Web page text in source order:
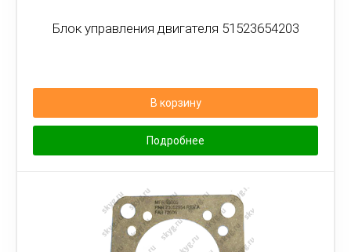
Блок управления двигателя 51523654203
В корзину
Подробнее